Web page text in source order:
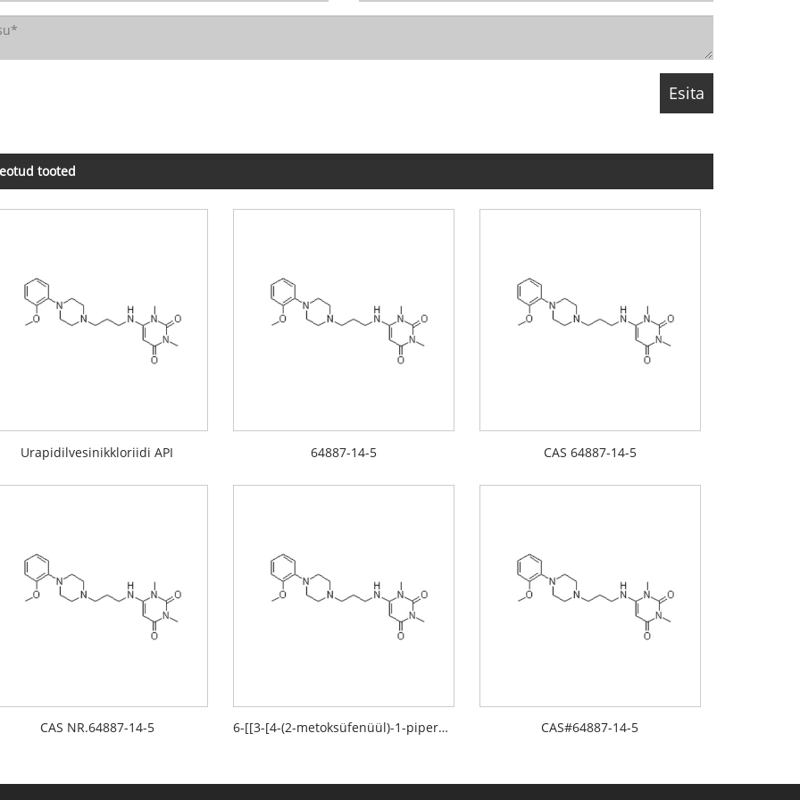
tooted
Urapidilvesinikkloriidi API 64887-14-5 CAS 64887-14-5
CAS NR.64887-14-5 6-[[3-[4-(2-metoksüfenüül)-1-piperasinüül]propüül]amino]-1,3-dimetüül-2,4(1 H,3H)-pürimidiindioonvesinikkloriid CAS#64887-14-5